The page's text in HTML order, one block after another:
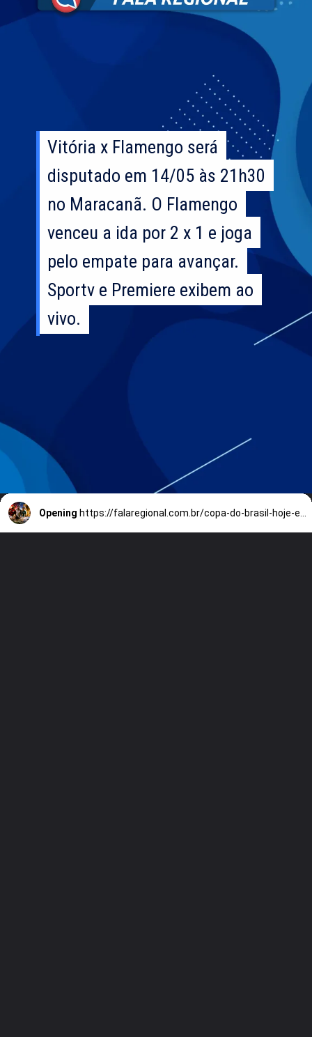
Vitória x Flamengo será
disputado em 14/05 às 21h30
no Maracanã. O Flamengo
venceu a ida por 2 x 1 e joga
pelo empate para avançar.
Sportv e Premiere exibem ao
vivo.
Vitória x Flamengo será
disputado em 14/05 às 21h30
no Maracanã. O Flamengo
venceu a ida por 2 x 1 e joga
pelo empate para avançar.
Sportv e Premiere exibem ao
vivo.
Opening https://falaregional.com.br/copa-do-brasil-hoje-e-amanha-onde-assistir-os-jogos-de-volta-da-quinta-fase-de-2026.html